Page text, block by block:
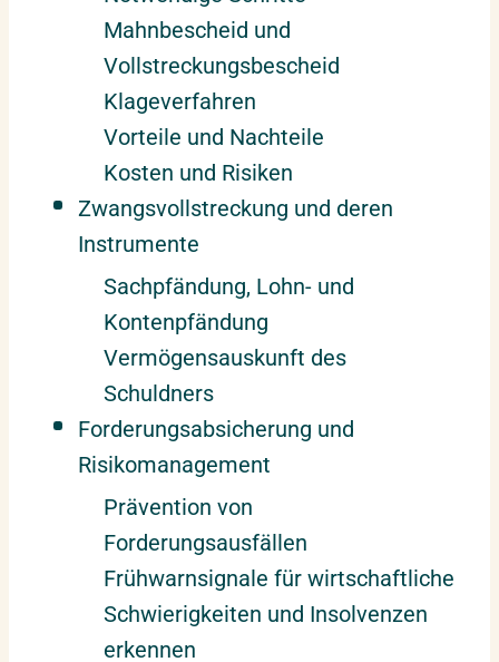
Mahnbescheid und
Vollstreckungsbescheid
Klageverfahren
Vorteile und Nachteile
Kosten und Risiken
Zwangsvollstreckung und deren
Instrumente
Sachpfändung, Lohn- und
Kontenpfändung
Vermögensauskunft des
Schuldners
Forderungsabsicherung und
Risikomanagement
Prävention von
Forderungsausfällen
Frühwarnsignale für wirtschaftliche
Schwierigkeiten und Insolvenzen
erkennen